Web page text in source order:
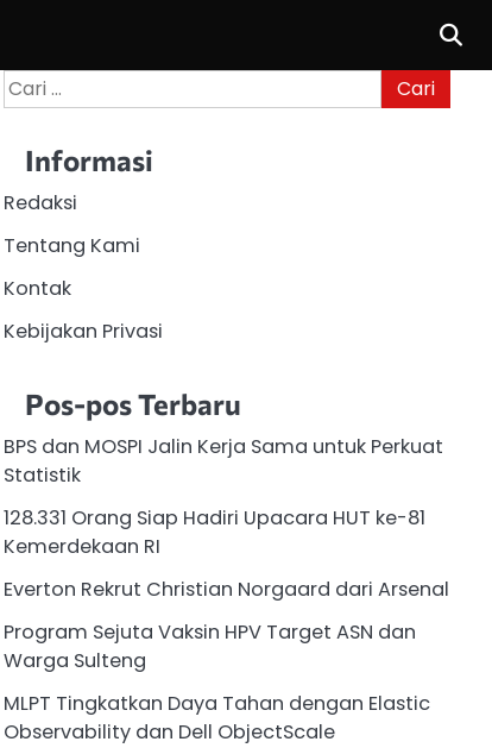
Cari
untuk:
Informasi
Redaksi
Tentang Kami
Kontak
Kebijakan Privasi
Pos-pos Terbaru
BPS dan MOSPI Jalin Kerja Sama untuk Perkuat
Statistik
128.331 Orang Siap Hadiri Upacara HUT ke-81
Kemerdekaan RI
Everton Rekrut Christian Norgaard dari Arsenal
Program Sejuta Vaksin HPV Target ASN dan
Warga Sulteng
MLPT Tingkatkan Daya Tahan dengan Elastic
Observability dan Dell ObjectScale